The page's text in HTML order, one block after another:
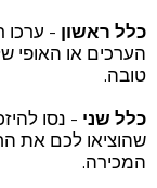
כלל ראשון - ערכו
הערכים או
טובה.
כלל שני - נסו
שהוציאו לכם את
המכירה.